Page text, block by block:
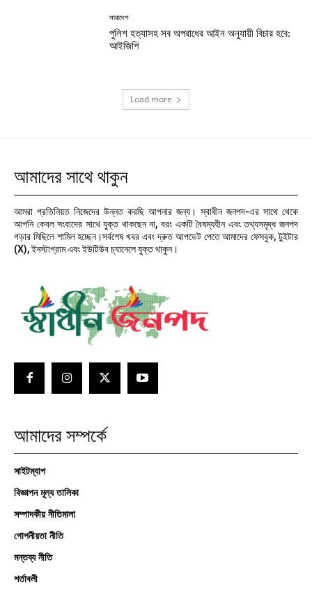
সারাদেশ
পুলিশ হত্যাসহ সব অপরাধের আইন অনুযায়ী বিচার হবে:
আইজিপি
Load more
আমাদের সাথে থাকুন
আমরা প্রতিনিয়ত নিজেদের উন্নত করছি আপনার জন্য। স্বাধীন জনপদ-এর সাথে থেকে
আপনি কেবল সংবাদের সাথে যুক্ত থাকছেন না, বরং একটি বৈষম্যহীন এবং তথ্যসমৃদ্ধ জনপদ
গড়ার মিছিলে শামিল হচ্ছেন।সর্বশেষ খবর এবং দ্রুত আপডেট পেতে আমাদের ফেসবুক, টুইটার
(X), ইনস্টাগ্রাম এবং ইউটিউব চ্যানেলে যুক্ত থাকুন।
আমাদের সম্পর্কে
সাইটম্যাপ
বিজ্ঞাপন মূল্য তালিকা
সম্পাদকীয় নীতিমালা
গোপনীয়তা নীতি
মন্তব্য নীতি
শর্তাবলী